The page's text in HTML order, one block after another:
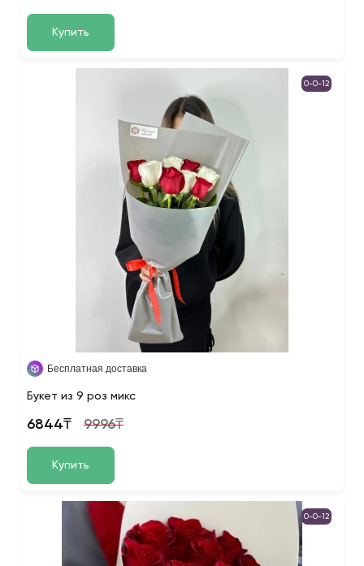
Купить
0-0-12
Бесплатная доставка
Букет из 9 роз микс
6844₸ 9996₸
Купить
0-0-12